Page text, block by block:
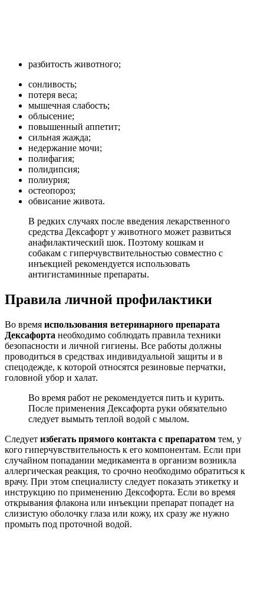
разбитость животного;
сонливость;
потеря веса;
мышечная слабость;
облысение;
повышенный аппетит;
сильная жажда;
недержание мочи;
полифагия;
полидипсия;
полиурия;
остеопороз;
обвисание живота.
В редких случаях после введения лекарственного
средства Дексафорт у животного может развиться
анафилактический шок. Поэтому кошкам и
собакам с гиперчувствительностью совместно с
инъекцией рекомендуется использовать
антигистаминные препараты.
Правила личной профилактики
Во время использования ветеринарного препарата
Дексафорта необходимо соблюдать правила техники
безопасности и личной гигиены. Все работы должны
проводиться в средствах индивидуальной защиты и в
спецодежде, к которой относятся резиновые перчатки,
головной убор и халат.
Во время работ не рекомендуется пить и курить.
После применения Дексафорта руки обязательно
следует вымыть теплой водой с мылом.
Следует избегать прямого контакта с препаратом тем, у
кого гиперчувствительность к его компонентам. Если при
случайном попадании медикамента в организм возникла
аллергическая реакция, то срочно необходимо обратиться к
врачу. При этом специалисту следует показать этикетку и
инструкцию по применению Дексофорта. Если во время
открывания флакона или инъекции препарат попадет на
слизистую оболочку глаза или кожу, их сразу же нужно
промыть под проточной водой.